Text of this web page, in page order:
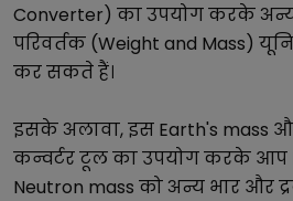
Converter) का उपयोग करके
परिवर्तक (Weight and Mass)
कर सकते हैं।
इसके अलावा, इस Earth's mass
कन्वर्टर टूल का उपयोग करके आप
Neutron mass को अन्य भार और